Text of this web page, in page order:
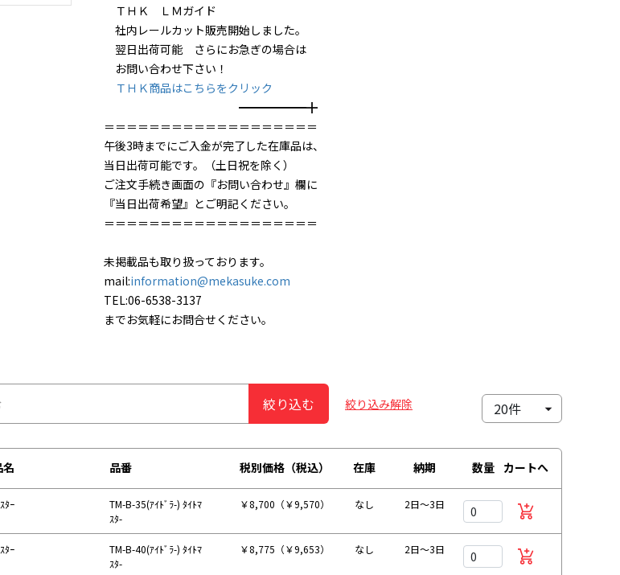
ＴＨＫ ＬＭガイド
社内レールカット販売開始しました。
翌日出荷可能 さらにお急ぎの場合は
お問い合わせ下さい！
ＴＨＫ商品はこちらをクリック
━━━━━━╋
＝＝＝＝＝＝＝＝＝＝＝＝＝＝＝＝＝＝＝
午後3時までにご入金が完了した在庫品は、
当日出荷可能です。（土日祝を除く）
ご注文手続き画面の『お問い合わせ』欄に
『当日出荷希望』とご明記ください。
＝＝＝＝＝＝＝＝＝＝＝＝＝＝＝＝＝＝＝
未掲載品も取り扱っております。
mail:information@mekasuke.com
TEL:06-6538-3137
までお気軽にお問合せください。
絞り込む 絞り込み解除
品番 税別価格（税込） 在庫 納期 数量 カートへ
ﾀｰ
TM-B-35(ｱｲﾄﾞﾗ-) ﾀｲﾄﾏ
ｽﾀ-
￥8,700（￥9,570） なし 2日～3日
ﾀｰ
TM-B-40(ｱｲﾄﾞﾗ-) ﾀｲﾄﾏ
ｽﾀ-
￥8,775（￥9,653） なし 2日～3日